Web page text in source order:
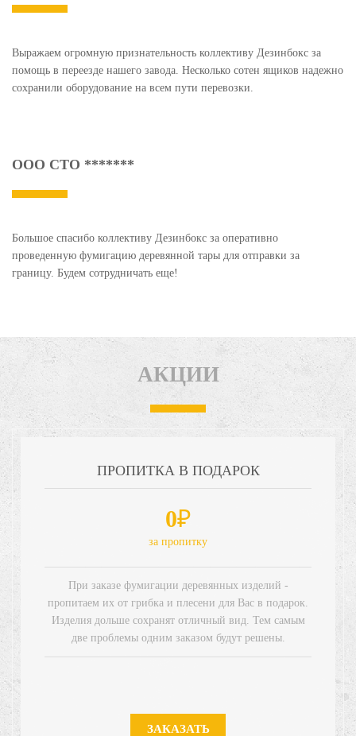
Выражаем огромную признательность коллективу Дезинбокс за
помощь в переезде нашего завода. Несколько сотен ящиков надежно
сохранили оборудование на всем пути перевозки.
ООО СТО *******
Большое спасибо коллективу Дезинбокс за оперативно
проведенную фумигацию деревянной тары для отправки за
границу. Будем сотрудничать еще!
АКЦИИ
ПРОПИТКА В ПОДАРОК
0₽
за пропитку
При заказе фумигации деревянных изделий -
пропитаем их от грибка и плесени для Вас в подарок.
Изделия дольше сохранят отличный вид. Тем самым
две проблемы одним заказом будут решены.
ЗАКАЗАТЬ